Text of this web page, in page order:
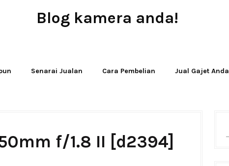
Blog kamera anda!
Senarai Jualan Cara Pembelian Jual Gajet Anda
f/1.8 II [d2394]